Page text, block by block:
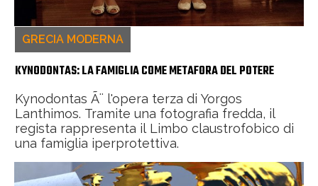
GRECIA MODERNA
KYNODONTAS: LA FAMIGLIA COME METAFORA DEL POTERE
Kynodontas Ã¨ l'opera terza di Yorgos
Lanthimos. Tramite una fotografia fredda, il
regista rappresenta il Limbo claustrofobico di
una famiglia iperprotettiva.